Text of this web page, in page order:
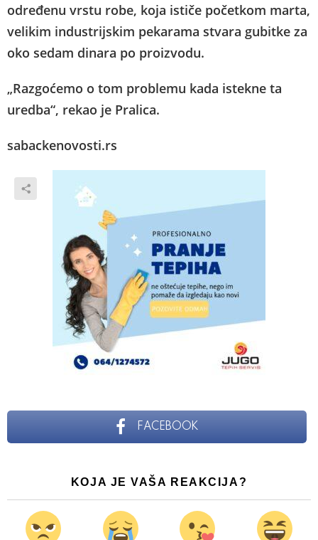
određenu vrstu robe, koja ističe početkom marta,
velikim industrijskim pekarama stvara gubitke za
oko sedam dinara po proizvodu.
„Razgoćemo o tom problemu kada istekne ta
uredba“, rekao je Pralica.
sabackenovosti.rs
FACEBOOK
KOJA JE VAŠA REAKCIJA?